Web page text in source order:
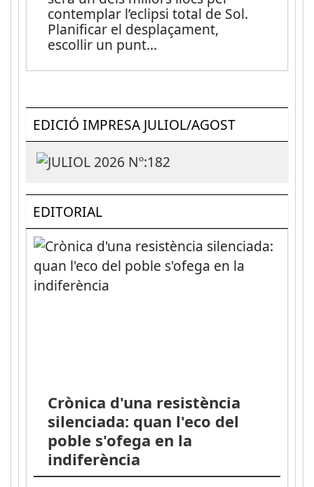
contemplar l’eclipsi total de Sol.
Planificar el desplaçament,
escollir un punt...
EDICIÓ IMPRESA JULIOL/AGOST
EDITORIAL
Crònica d'una resistència
silenciada: quan l'eco del
poble s'ofega en la
indiferència